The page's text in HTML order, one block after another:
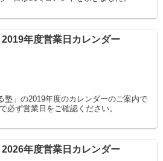
2019年度営業日カレンダー
塾」の2019年度のカレンダーのご案内で
必ず営業日をご確認ください。
2026年度営業日カレンダー